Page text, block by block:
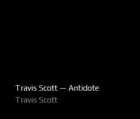
Travis Scott — Antidote
Travis Scott